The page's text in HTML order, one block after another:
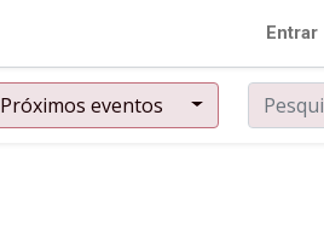
Entrar
Próximos eventos